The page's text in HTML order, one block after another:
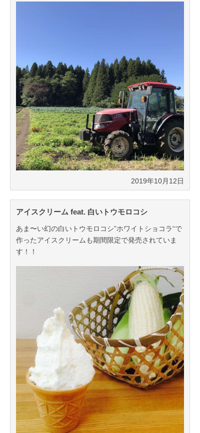
2019年10月12日
アイスクリーム feat. 白いトウモロコシ
あま〜い幻の白いトウモロコシ”ホワイトショコラ“で
作ったアイスクリームも期間限定で発売されていま
す！！